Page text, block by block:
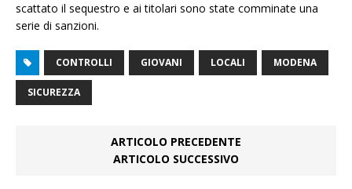
scattato il sequestro e ai titolari sono state comminate una
serie di sanzioni.
CONTROLLI GIOVANI LOCALI MODENA
SICUREZZA
ARTICOLO PRECEDENTE
ARTICOLO SUCCESSIVO